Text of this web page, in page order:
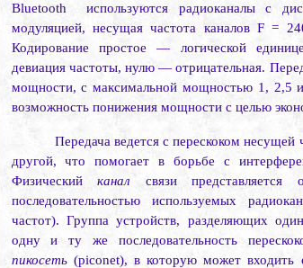
Bluetooth
используются ра­диоканалы с
модуляцией, несущая частота ка­наловF =
Кодирование простое — логической единице
девиация частоты, нулю — отрицательная.
мощности, с максимальной мощностью 1, 2,5
возможность понижения мощности с целью
Передача ведется с перескоком несущей
другой, что помогает в борьбе с
Физическийканал связи представляется
последовательностью используемых
частот). Группа устройств, разделяющих
одну и ту же последовательность
пикосеть(piconet), в которую может